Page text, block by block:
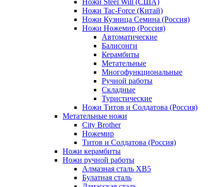
Ножи Tac-Force (Китай)
Ножи Кузница Семина (Россия)
Ножи Ножемир (Россия)
Автоматические
Балисонги
Керамбиты
Метательные
Многофункциональные
Ручной работы
Складные
Туристические
Ножи Титов и Солдатова (Россия)
Метательные ножи
City Brother
Ножемир
Титов и Солдатова (Россия)
Ножи керамбиты
Ножи ручной работы
Алмазная сталь ХВ5
Булатная сталь